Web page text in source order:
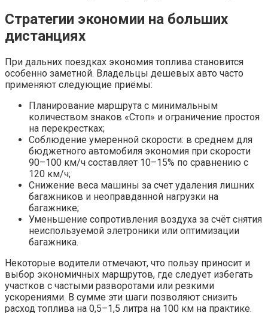
Стратегии экономии на больших
дистанциях
При дальних поездках экономия топлива становится
особенно заметной. Владельцы дешевых авто часто
применяют следующие приёмы:
Планирование маршрута с минимальным
количеством знаков «Стоп» и ограничение простоя
на перекрестках;
Соблюдение умеренной скорости: в среднем для
бюджетного автомобиля экономия при скорости
90–100 км/ч составляет 10–15% по сравнению с
120 км/ч;
Снижение веса машины за счет удаления лишних
багажников и неоправданной нагрузки на
багажнике;
Уменьшение сопротивления воздуха за счёт снятия
неиспользуемой элетроники или оптимизации
багажника.
Некоторые водители отмечают, что пользу приносит и
выбор экономичных маршрутов, где следует избегать
участков с частыми разворотами или резкими
ускорениями. В сумме эти шаги позволяют снизить
расход топлива на 0,5–1,5 литра на 100 км на практике.